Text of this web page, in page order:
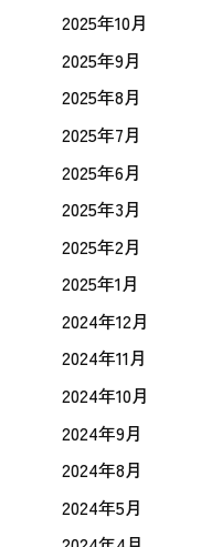
2025年10月
2025年9月
2025年8月
2025年7月
2025年6月
2025年3月
2025年2月
2025年1月
2024年12月
2024年11月
2024年10月
2024年9月
2024年8月
2024年5月